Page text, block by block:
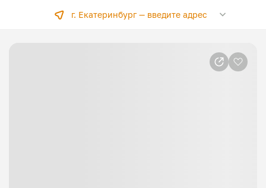
г. Екатеринбург —введите адрес